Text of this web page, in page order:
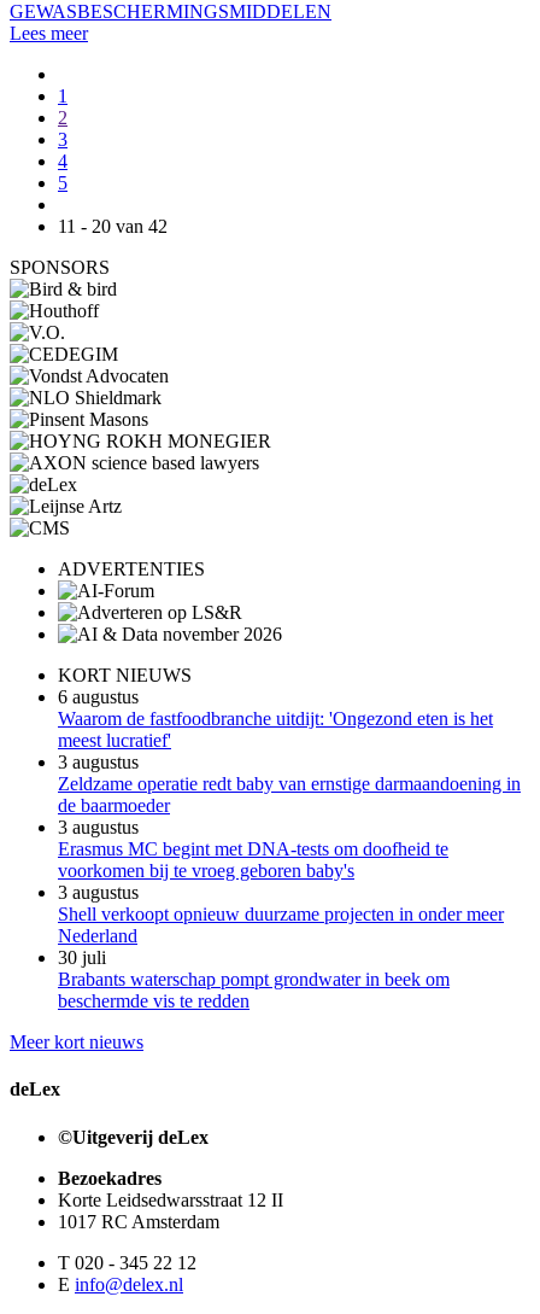
GEWASBESCHERMINGSMIDDELEN
Lees meer
1
2
3
4
5
11 - 20 van 42
SPONSORS
ADVERTENTIES
KORT NIEUWS
6 augustus
Waarom de fastfoodbranche uitdijt: 'Ongezond eten is het
meest lucratief'
3 augustus
Zeldzame operatie redt baby van ernstige darmaandoening in
de baarmoeder
3 augustus
Erasmus MC begint met DNA-tests om doofheid te
voorkomen bij te vroeg geboren baby's
3 augustus
Shell verkoopt opnieuw duurzame projecten in onder meer
Nederland
30 juli
Brabants waterschap pompt grondwater in beek om
beschermde vis te redden
Meer kort nieuws
deLex
©Uitgeverij deLex
Bezoekadres
Korte Leidsedwarsstraat 12 II
1017 RC Amsterdam
T 020 - 345 22 12
E info@delex.nl